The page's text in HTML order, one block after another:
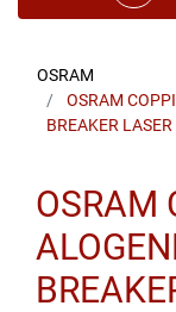
OSRAM
OSRAM
BREAKER
OSRAM